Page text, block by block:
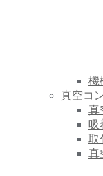
機
真空コ
真
吸
取
真